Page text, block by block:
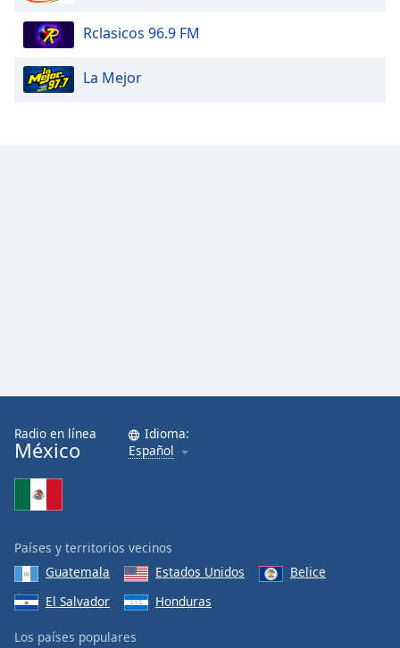
Rclasicos 96.9 FM
La Mejor
Radio en línea
México
Idioma:
Español
Países y territorios vecinos
Guatemala
Estados Unidos
Belice
El Salvador
Honduras
Los países populares